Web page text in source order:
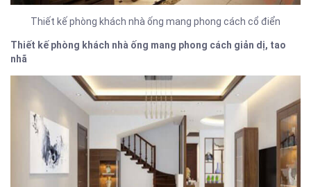
Thiết kế phòng khách nhà ống mang phong cách cổ điển
Thiết kế phòng khách nhà ống mang phong cách giản dị, tao
nhã